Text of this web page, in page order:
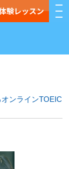
験レッスン
オンラインTOEIC